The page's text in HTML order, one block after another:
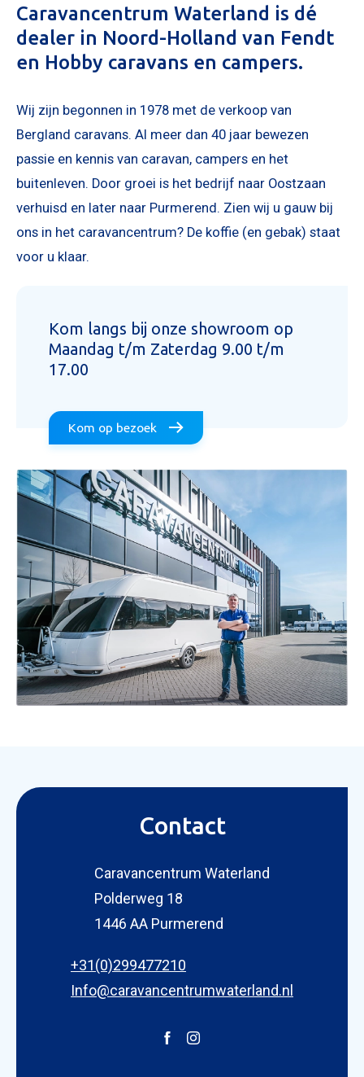
Caravancentrum Waterland is dé
dealer in Noord-Holland van Fendt
en Hobby caravans en campers.
Wij zijn begonnen in 1978 met de verkoop van
Bergland caravans. Al meer dan 40 jaar bewezen
passie en kennis van caravan, campers en het
buitenleven. Door groei is het bedrijf naar Oostzaan
verhuisd en later naar Purmerend. Zien wij u gauw bij
ons in het caravancentrum? De koffie (en gebak) staat
voor u klaar.
Kom langs bij onze showroom op
Maandag t/m Zaterdag 9.00 t/m
17.00
Kom op bezoek
Contact
Caravancentrum Waterland
Polderweg 18
1446 AA Purmerend
+31(0)299477210
Info@caravancentrumwaterland.nl